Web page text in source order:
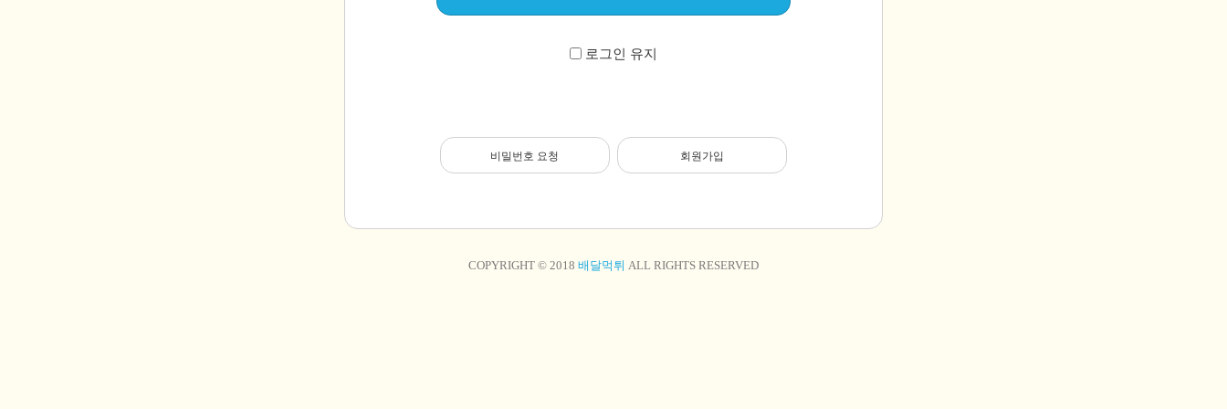
로그인 유지
비밀번호 요청 회원가입
COPYRIGHT © 2018 배달먹튀 ALL RIGHTS RESERVED